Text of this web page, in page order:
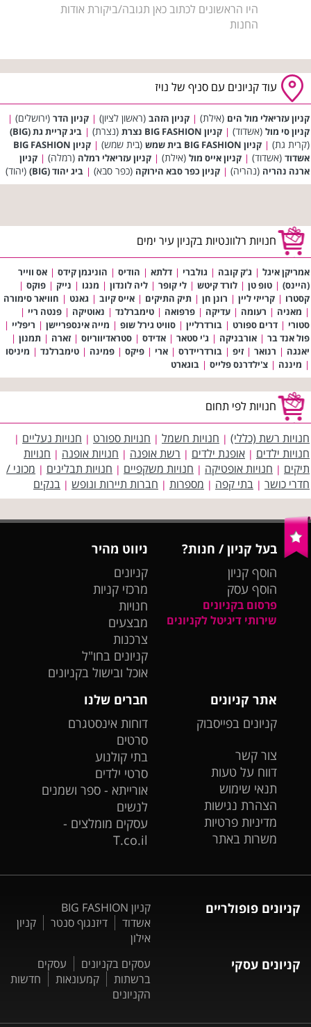
היו הראשונים לכתוב כאן תגובה/ביקורת אודות
החנות
עוד קניונים עם סניף של נויז
קניון עזריאלי מול הים (אילת) | קניון הזהב (ראשון לציון) | קניון הדר (ירושלים) |
קניון סי מול (אשדוד) | קניון BIG FASHION נצרת (נצרת) | ביג קריית גת (BIG)
(קרית גת) | קניון BIG FASHION בית שמש (בית שמש) |
קניון BIG FASHION
אשדוד (אשדוד) | קניון אייס מול (אילת) | קניון עזריאלי רמלה (רמלה) | קניון
ארנה נהריה (נהריה) | קניון כפר סבא הירוקה (כפר סבא) | ביג יהוד (BIG) (יהוד)
חנויות רלוונטיות בקניון עיר ימים
אמריקן איגל | ג'ק קובה | גולברי | דלתא | הודיס | הוניגמן קידס | אס ווייר
(היינס) | טופ טן | לורד קיטש | לי קופר | ליה לונדון | מנגו | נייק | פוקס |
קסטרו | קרייזי ליין | רונן חן | תיק התיקים | אייס קיוב | גאנט | חוויאר סימורה
| מאניה | רעומה | עדיקה | פרפואה | טימברלנד | נאוטיקה | פנטה ריי |
סטורי | דרים ספורט | בורדרליין | סוויט גירל שופ | מייה אינספריישן | ריפליי |
פול אנד בר | אורבניקה | ג'י סטאר | אדידס | סטראדיווריוס | זארה | תמנון |
יאנגה | רנואר | זיפ | בורדריידרס | ארי | פיקס | פמינה | טימברלנד | מיניסו
| מיננה | צ'ילדרנס פלייס | בוגארט
חנויות לפי תחום
חנויות רשת (כללי) | חנויות חשמל | חנויות ספורט | חנויות נעליים |
חנויות ילדים | אופנת ילדים | רשת אופנה | חנויות אופנה | חנויות
תיקים | חנויות אופטיקה | חנויות משקפיים | חנויות תבלינים | מכוני /
חדרי כושר | בתי קפה | מספרות | חברות תיירות ונופש | בנקים
בעל קניון / חנות?
הוסף קניון
הוסף עסק
פרסום בקניונים
שירותי דיגיטל לקניונים
ניווט מהיר
קניונים
מרכזי קניות
חנויות
מבצעים
צרכנות
קניונים בחו"ל
אוכל ובישול בקניונים
אתר קניונים
קניונים בפייסבוק
צור קשר
דווח על טעות
תנאי שימוש
הצהרת נגישות
מדיניות פרטיות
משרות באתר
חברים שלנו
דוחות אינסטגרם
סרטים
בתי קולנוע
סרטי ילדים
אורייתא - ספר ושמנים
לנשים
עסקים מומלצים -
T.co.il
קניונים פופולריים
קניון BIG FASHION
אשדוד
דיזנגוף סנטר
קניון
אילון
קניונים עסקי עסקים בקניונים
עסקים
ברשתות
קמעונאות
חדשות
הקניונים